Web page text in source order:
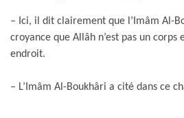
– Ici, il dit clairement que l’Imâm Al-
croyance que Allâh n’est pas un corps
endroit.
– L’Imâm Al-Boukhâri a cité dans ce